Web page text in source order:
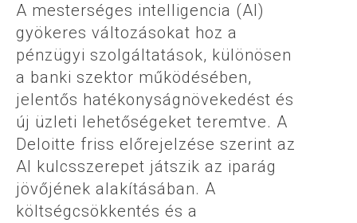
A mesterséges intelligencia (AI)
gyökeres változásokat hoz a
pénzügyi szolgáltatások, különösen
a banki szektor működésében,
jelentős hatékonyságnövekedést és
új üzleti lehetőségeket teremtve. A
Deloitte friss előrejelzése szerint az
AI kulcsszerepet játszik az iparág
jövőjének alakításában. A
költségcsökkentés és a